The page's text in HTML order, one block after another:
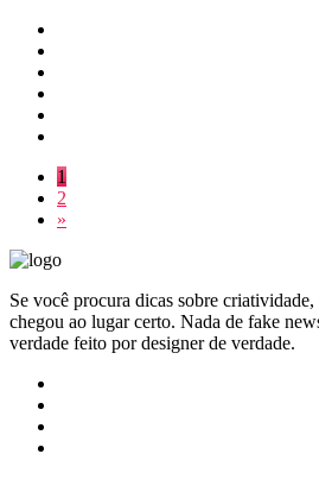
1
2
»
Se você procura dicas sobre
chegou ao lugar certo. Nada de fake
verdade feito por designer de verdade.